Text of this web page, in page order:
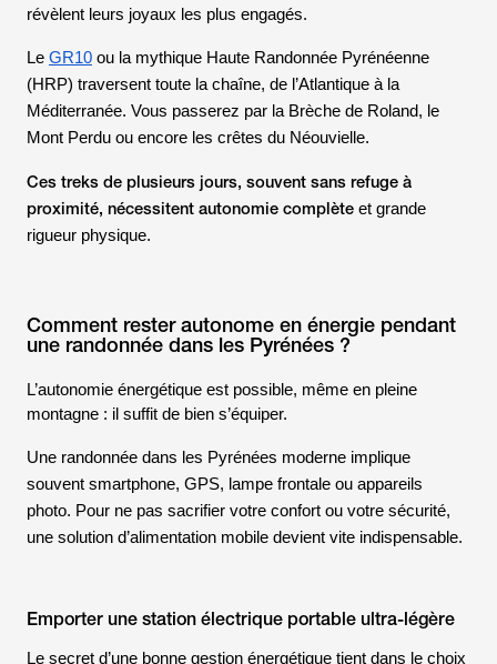
révèlent leurs joyaux les plus engagés.
Le GR10 ou la mythique Haute Randonnée Pyrénéenne
(HRP) traversent toute la chaîne, de l’Atlantique à la
Méditerranée. Vous passerez par la Brèche de Roland, le
Mont Perdu ou encore les crêtes du Néouvielle.
Ces treks de plusieurs jours, souvent sans refuge à
proximité, nécessitent autonomie complète et grande
rigueur physique.
Comment rester autonome en énergie pendant
une randonnée dans les Pyrénées ?
L’autonomie énergétique est possible, même en pleine
montagne : il suffit de bien s’équiper.
Une randonnée dans les Pyrénées moderne implique
souvent smartphone, GPS, lampe frontale ou appareils
photo. Pour ne pas sacrifier votre confort ou votre sécurité,
une solution d’alimentation mobile devient vite indispensable.
Emporter une station électrique portable ultra-légère
Le secret d’une bonne gestion énergétique tient dans le choix